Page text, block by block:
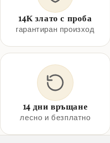
14К злато с проба
гарантиран произход
14 дни връщане
лесно и безплатно